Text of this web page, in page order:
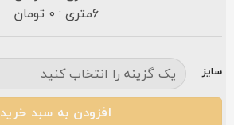
6متری : 0 تومان
سایز
افزودن به سبد خرید